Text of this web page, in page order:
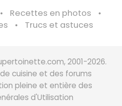
Recettes en photos
Trucs et astuces
2001-2026.
cuisine et des forums
pleine et entière des
d'Utilisation